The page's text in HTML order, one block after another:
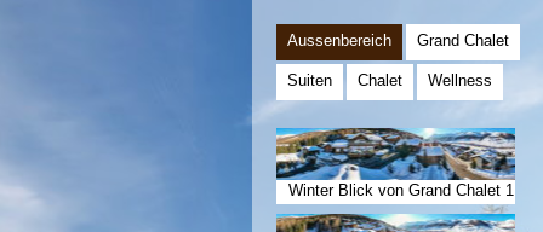
Aussenbereich Grand Chalet
Suiten Chalet Wellness
Winter Blick von Grand Chalet 1